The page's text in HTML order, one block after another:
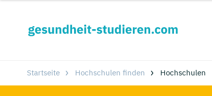
Startseite Hochschulen finden Hochschulen